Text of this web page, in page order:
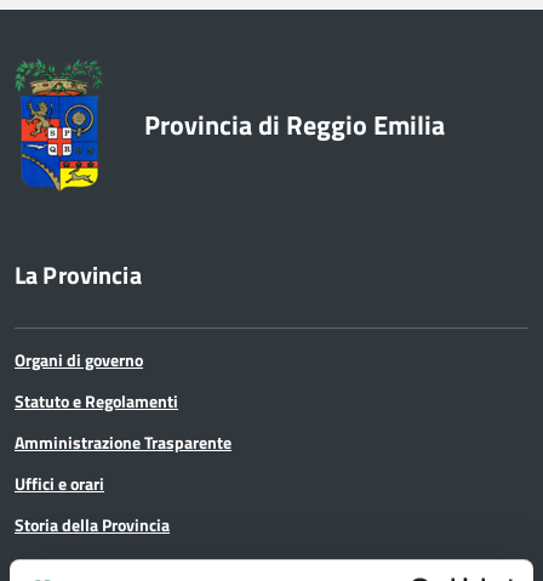
Provincia di Reggio Emilia
La Provincia
Organi di governo
Statuto e Regolamenti
Amministrazione Trasparente
Uffici e orari
Storia della Provincia
Edifici e Parchi